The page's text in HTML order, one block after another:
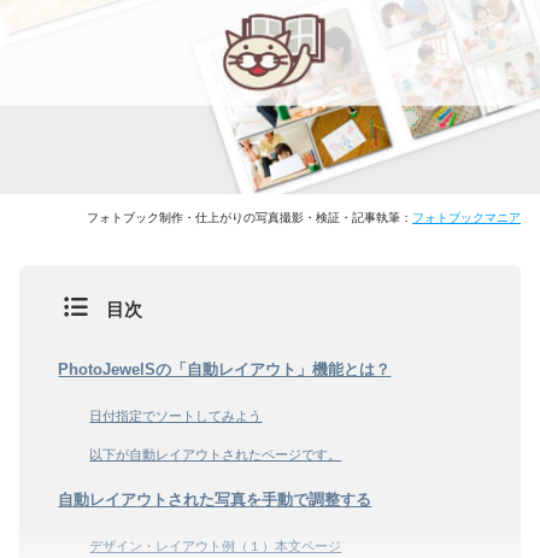
フォトブック制作・仕上がりの写真撮影・検証・記事執筆： フォトブックマニア
目次
PhotoJewelSの「自動レイアウト」機能とは？
日付指定でソートしてみよう
以下が自動レイアウトされたページです。
自動レイアウトされた写真を手動で調整する
デザイン・レイアウト例（１）本文ページ